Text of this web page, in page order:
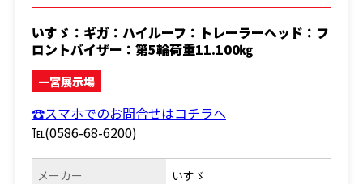
いすゞ：ギガ：ハイルーフ：トレーラーヘッド：フ
ロントバイザー：第5輪荷重11.100㎏
一宮展示場
☎スマホでのお問合せはコチラへ
℡(0586-68-6200)
メーカー いすゞ